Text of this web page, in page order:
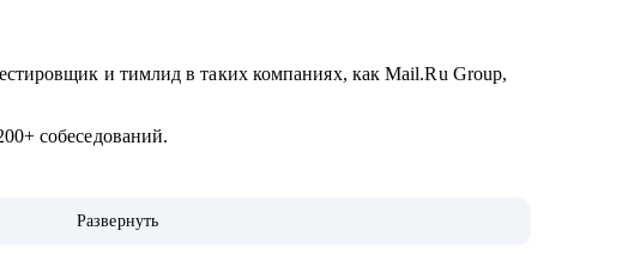
и тимлид в таких компаниях, как Mail.Ru Group,
собеседований.
практики.Развернуть